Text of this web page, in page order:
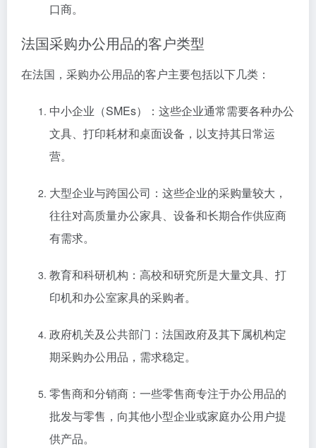
口商。
法国采购办公用品的客户类型
在法国，采购办公用品的客户主要包括以下几类：
中小企业（SMEs）：这些企业通常需要各种办公
文具、打印耗材和桌面设备，以支持其日常运
营。
大型企业与跨国公司：这些企业的采购量较大，
往往对高质量办公家具、设备和长期合作供应商
有需求。
教育和科研机构：高校和研究所是大量文具、打
印机和办公室家具的采购者。
政府机关及公共部门：法国政府及其下属机构定
期采购办公用品，需求稳定。
零售商和分销商：一些零售商专注于办公用品的
批发与零售，向其他小型企业或家庭办公用户提
供产品。